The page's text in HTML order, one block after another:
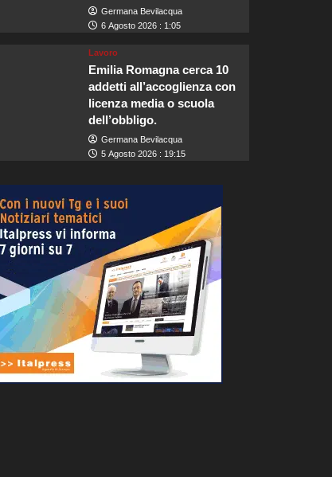
Germana Bevilacqua
6 Agosto 2026 : 1:05
Lavoro
Emilia Romagna cerca 10
addetti all’accoglienza con
licenza media o scuola
dell’obbligo.
Germana Bevilacqua
5 Agosto 2026 : 19:15